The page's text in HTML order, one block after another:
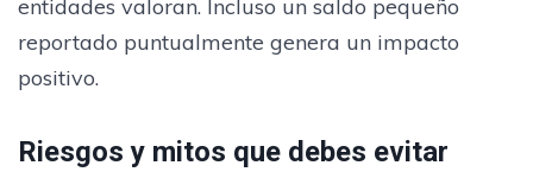
entidades valoran. Incluso un saldo pequeño
reportado puntualmente genera un impacto
positivo.
Riesgos y mitos que debes evitar